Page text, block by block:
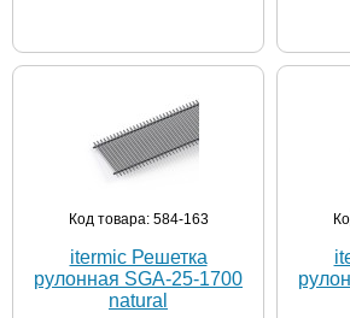
Код товара: 584-163
itermic Решетка
рулонная SGA-25-1700
natural